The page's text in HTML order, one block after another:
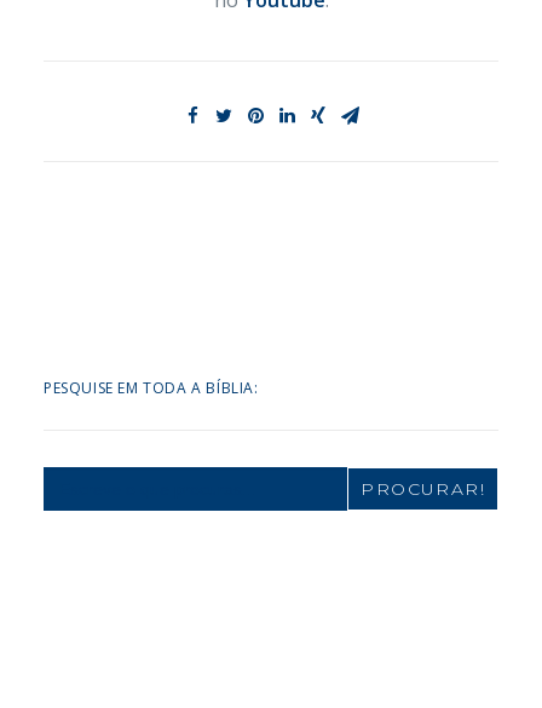
PESQUISE EM TODA A BÍBLIA:
Search